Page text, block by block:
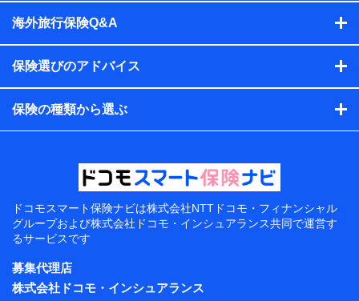
海外旅行保険Q&A
保険選びのアドバイス
保険の種類から選ぶ
ドコモスマート保険ナビは株式会社NTTドコモ・フィナンシャル
グループおよび株式会社ドコモ・インシュアランス共同で運営す
るサービスです
募集代理店
株式会社ドコモ・インシュアランス